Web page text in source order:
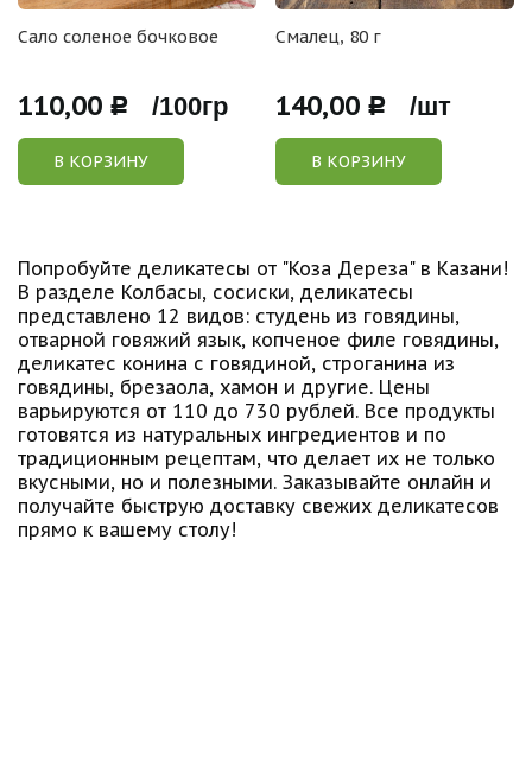
Сало соленое бочковое
110,00 Р /100гр
В КОРЗИНУ
Смалец, 80 г
140,00 Р /шт
В КОРЗИНУ
Попробуйте деликатесы от "Коза Дереза" в Казани!
В разделе Колбасы, сосиски, деликатесы
представлено 12 видов: студень из говядины,
отварной говяжий язык, копченое филе говядины,
деликатес конина с говядиной, строганина из
говядины, брезаола, хамон и другие. Цены
варьируются от 110 до 730 рублей. Все продукты
готовятся из натуральных ингредиентов и по
традиционным рецептам, что делает их не только
вкусными, но и полезными. Заказывайте онлайн и
получайте быструю доставку свежих деликатесов
прямо к вашему столу!